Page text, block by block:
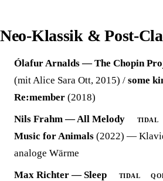
Neo-Klassik & Post-
Ólafur Arnalds — The Chopin
(mit Alice Sara Ott, 2015) / some
Re:member (2018)
Nils Frahm — All Melody
TIDAL
Music for Animals (2022) —
analoge Wärme
Max Richter — Sleep
TIDAL